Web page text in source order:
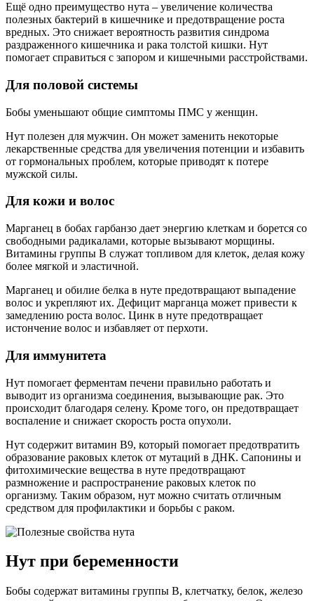
Ещё одно преимущество нута – увеличение количества
полезных бактерий в кишечнике и предотвращение роста
вредных. Это снижает вероятность развития синдрома
раздраженного кишечника и рака толстой кишки. Нут
помогает справиться с запором и кишечными расстройствами.
Для половой системы
Бобы уменьшают общие симптомы ПМС у женщин.
Нут полезен для мужчин. Он может заменить некоторые
лекарственные средства для увеличения потенции и избавить
от гормональных проблем, которые приводят к потере
мужской силы.
Для кожи и волос
Марганец в бобах гарбанзо дает энергию клеткам и борется со
свободными радикалами, которые вызывают морщины.
Витамины группы В служат топливом для клеток, делая кожу
более мягкой и эластичной.
Марганец и обилие белка в нуте предотвращают выпадение
волос и укрепляют их. Дефицит марганца может привести к
замедлению роста волос. Цинк в нуте предотвращает
истончение волос и избавляет от перхоти.
Для иммунитета
Нут помогает ферментам печени правильно работать и
выводит из организма соединения, вызывающие рак. Это
происходит благодаря селену. Кроме того, он предотвращает
воспаление и снижает скорость роста опухоли.
Нут содержит витамин В9, который помогает предотвратить
образование раковых клеток от мутаций в ДНК. Сапонины и
фитохимические вещества в нуте предотвращают
размножение и распространение раковых клеток по
организму. Таким образом, нут можно считать отличным
средством для профилактики и борьбы с раком.
Нут при беременности
Бобы содержат витамины группы В, клетчатку, белок, железо